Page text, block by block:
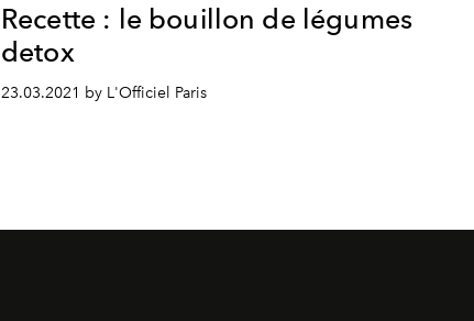
Recette : le bouillon de légumes
detox
23.03.2021 by L'Officiel Paris